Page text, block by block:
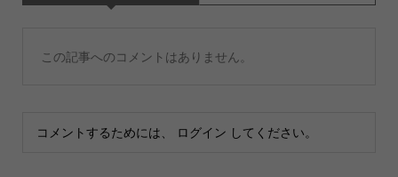
この記事へのコメントはありません。
コメントするためには、 ログイン してください。